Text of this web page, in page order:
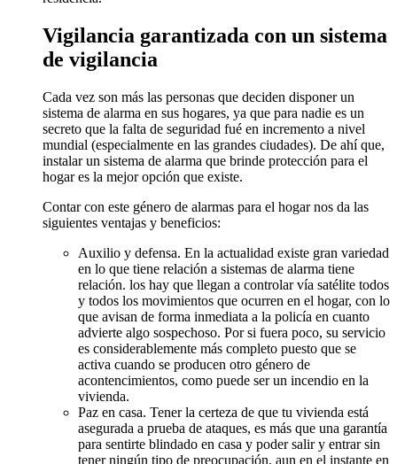
Vigilancia garantizada con un sistema
de vigilancia
Cada vez son más las personas que deciden disponer un
sistema de alarma en sus hogares, ya que para nadie es un
secreto que la falta de seguridad fué en incremento a nivel
mundial (especialmente en las grandes ciudades). De ahí que,
instalar un sistema de alarma que brinde protección para el
hogar es la mejor opción que existe.
Contar con este género de alarmas para el hogar nos da las
siguientes ventajas y beneficios:
Auxilio y defensa. En la actualidad existe gran variedad
en lo que tiene relación a sistemas de alarma tiene
relación. los hay que llegan a controlar vía satélite todos
y todos los movimientos que ocurren en el hogar, con lo
que avisan de forma inmediata a la policía en cuanto
advierte algo sospechoso. Por si fuera poco, su servicio
es considerablemente más completo puesto que se
activa cuando se producen otro género de
acontencimientos, como puede ser un incendio en la
vivienda.
Paz en casa. Tener la certeza de que tu vivienda está
asegurada a prueba de ataques, es más que una garantía
para sentirte blindado en casa y poder salir y entrar sin
tener ningún tipo de preocupación, aun en el instante en